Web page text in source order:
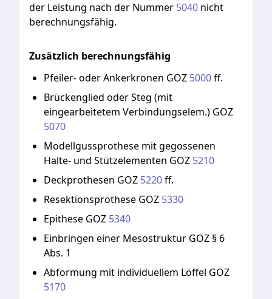
der Leistung nach der Nummer 5040 nicht
berechnungsfähig.
Zusätzlich berechnungsfähig
Pfeiler-oderAnkerkronen GOZ 5000ff.
Brückenglied oderSteg (mit
eingearbeitetem Verbindungselem.) GOZ
5070
Modellgussprothese mitgegossenen
Halte- und Stützelementen GOZ 5210
Deckprothesen GOZ 5220ff.
Resektionsprothese GOZ 5330
Epithese GOZ 5340
Einbringen einer Mesostruktur GOZ § 6
Abs. 1
Abformung mit individuellem Löffel GOZ
5170